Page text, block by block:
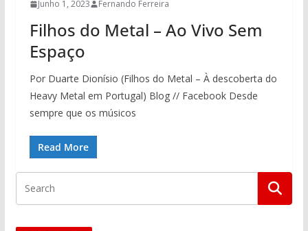
Junho 1, 2023 Fernando Ferreira
Filhos do Metal – Ao Vivo Sem
Espaço
Por Duarte Dionísio (Filhos do Metal – À descoberta do
Heavy Metal em Portugal) Blog // Facebook Desde
sempre que os músicos
Read More